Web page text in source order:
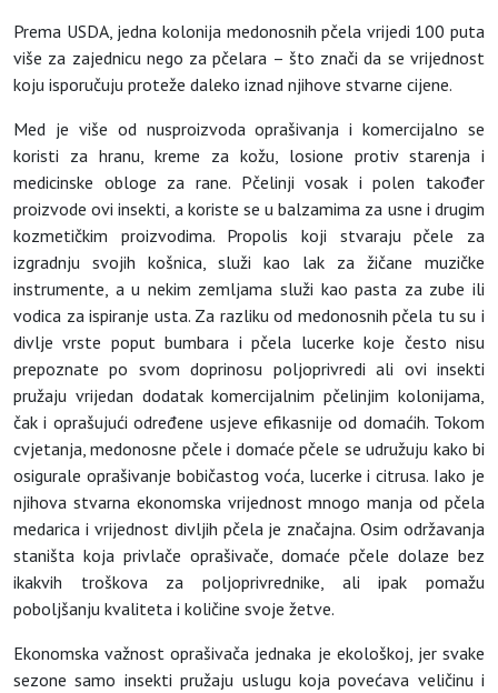
Prema USDA, jedna kolonija medonosnih pčela vrijedi 100 puta
više za zajednicu nego za pčelara – što znači da se vrijednost
koju isporučuju proteže daleko iznad njihove stvarne cijene.
Med je više od nusproizvoda oprašivanja i komercijalno se
koristi za hranu, kreme za kožu, losione protiv starenja i
medicinske obloge za rane. Pčelinji vosak i polen također
proizvode ovi insekti, a koriste se u balzamima za usne i drugim
kozmetičkim proizvodima. Propolis koji stvaraju pčele za
izgradnju svojih košnica, služi kao lak za žičane muzičke
instrumente, a u nekim zemljama služi kao pasta za zube ili
vodica za ispiranje usta. Za razliku od medonosnih pčela tu su i
divlje vrste poput bumbara i pčela lucerke koje često nisu
prepoznate po svom doprinosu poljoprivredi ali ovi insekti
pružaju vrijedan dodatak komercijalnim pčelinjim kolonijama,
čak i oprašujući određene usjeve efikasnije od domaćih. Tokom
cvjetanja, medonosne pčele i domaće pčele se udružuju kako bi
osigurale oprašivanje bobičastog voća, lucerke i citrusa. Iako je
njihova stvarna ekonomska vrijednost mnogo manja od pčela
medarica i vrijednost divljih pčela je značajna. Osim održavanja
staništa koja privlače oprašivače, domaće pčele dolaze bez
ikakvih troškova za poljoprivrednike, ali ipak pomažu
poboljšanju kvaliteta i količine svoje žetve.
Ekonomska važnost oprašivača jednaka je ekološkoj, jer svake
sezone samo insekti pružaju uslugu koja povećava veličinu i